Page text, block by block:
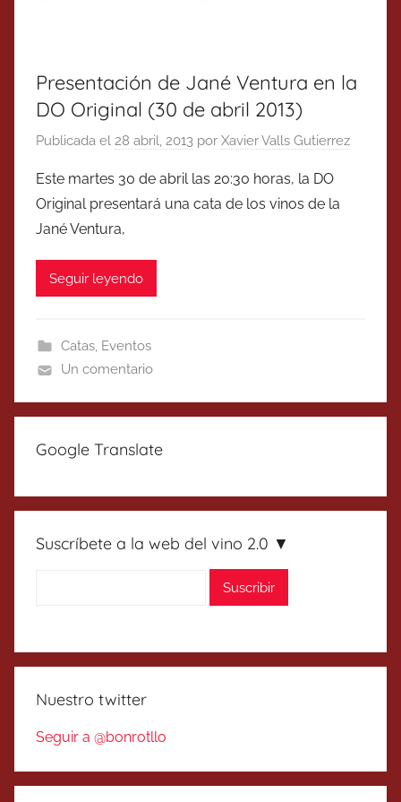
Presentación de Jané Ventura en la
DO Original (30 de abril 2013)
Publicada el 28 abril, 2013 por Xavier Valls Gutierrez
Este martes 30 de abril las 20:30 horas, la DO
Original presentará una cata de los vinos de la
Jané Ventura,
Seguir leyendo
Catas, Eventos
Un comentario
Google Translate
Suscríbete a la web del vino 2.0 ▼
Nuestro twitter
Seguir a @bonrotllo